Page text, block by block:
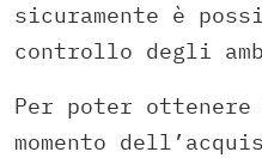
sicuramente è
controllo degli
Per poter ottenere
momento